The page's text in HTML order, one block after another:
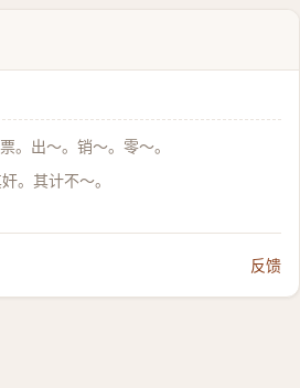
。出～。销～。零～。
。其计不～。
反馈